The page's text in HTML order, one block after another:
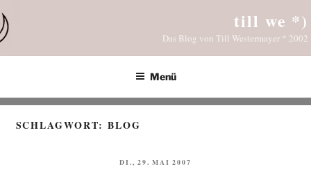
Inhalt
springen
till we *)
Das Blog von Till Westermayer * 2002
Menü
SCHLAGWORT:BLOG
VERÖFFENTLICHT
DI., 29. MAI 2007